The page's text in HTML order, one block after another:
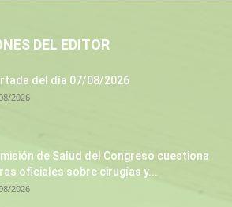
DEL EDITOR
del día 07/08/2026
2026
de Salud del Congreso cuestiona
oficiales sobre cirugías y...
2026